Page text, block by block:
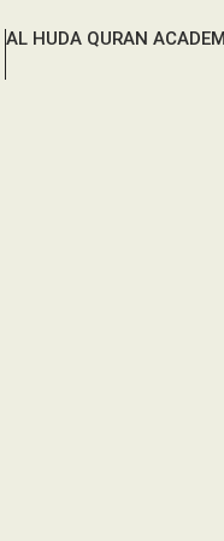
AL HUDA QURAN